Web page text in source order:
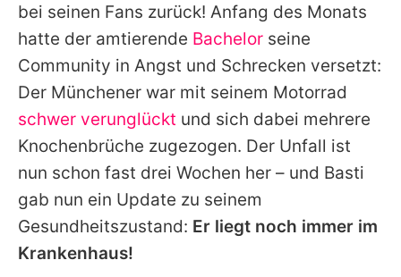
Datenschutzerklärung
Nutzungsbedingungen
Utiq verwalten
bei seinen Fans zurück! Anfang des Monats
hatte der amtierende Bachelor seine
Community in Angst und Schrecken versetzt:
Der Münchener war mit seinem Motorrad
schwer verunglückt und sich dabei mehrere
Knochenbrüche zugezogen. Der Unfall ist
nun schon fast drei Wochen her – und Basti
gab nun ein Update zu seinem
Gesundheitszustand: Er liegt noch immer im
Krankenhaus!